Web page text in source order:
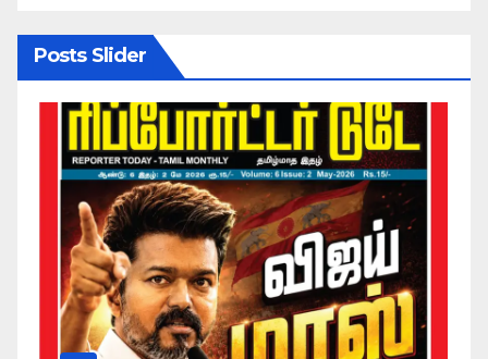
Posts Slider